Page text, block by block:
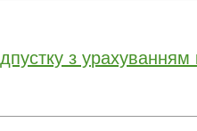
з урахуванням